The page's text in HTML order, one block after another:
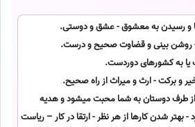
و رسیدن به معشوق - عشق و دوستی.
- روشن بینی و قضاوت صحیح و درست.
یا به کشورهای دوردست.
و برکت - ارث و میراث از راه صحیح.
طرف دوستان به شما محبت میشود و هدیه
- بهتر شدن کارها از هر نظر - ارتقا در کار – ریاست